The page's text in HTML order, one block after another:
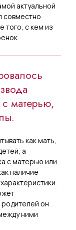
актуальной
совместно
того, с кем из
матерью,
как мать,
а
с матерью или
наличие
он
ними